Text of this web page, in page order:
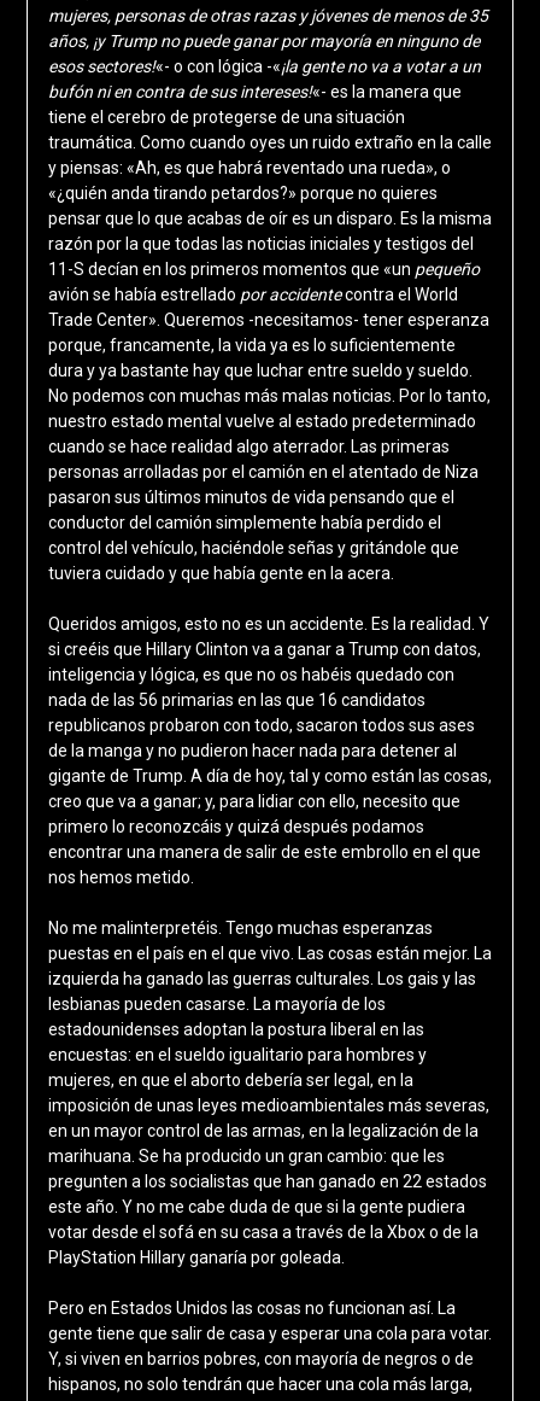
mujeres, personas de otras razas y jóvenes de menos de 35
años, ¡y Trump no puede ganar por mayoría en ninguno de
esos sectores!«- o con lógica -«¡la gente no va a votar a un
bufón ni en contra de sus intereses!«- es la manera que
tiene el cerebro de protegerse de una situación
traumática. Como cuando oyes un ruido extraño en la calle
y piensas: «Ah, es que habrá reventado una rueda», o
«¿quién anda tirando petardos?» porque no quieres
pensar que lo que acabas de oír es un disparo. Es la misma
razón por la que todas las noticias iniciales y testigos del
11-S decían en los primeros momentos que «un pequeño
avión se había estrellado por accidentecontra el World
Trade Center». Queremos -necesitamos- tener esperanza
porque, francamente, la vida ya es lo suficientemente
dura y ya bastante hay que luchar entre sueldo y sueldo.
No podemos con muchas más malas noticias. Por lo tanto,
nuestro estado mental vuelve al estado predeterminado
cuando se hace realidad algo aterrador. Las primeras
personas arrolladas por el camión en el atentado de Niza
pasaron sus últimos minutos de vida pensando que el
conductor del camión simplemente había perdido el
control del vehículo, haciéndole señas y gritándole que
tuviera cuidado y que había gente en la acera.
Queridos amigos, esto no es un accidente. Es la realidad. Y
si creéis que Hillary Clinton va a ganar a Trump con datos,
inteligencia y lógica, es que no os habéis quedado con
nada de las 56 primarias en las que 16 candidatos
republicanos probaron con todo, sacaron todos sus ases
de la manga y no pudieron hacer nada para detener al
gigante de Trump. A día de hoy, tal y como están las cosas,
creo que va a ganar; y, para lidiar con ello, necesito que
primero lo reconozcáis y quizá después podamos
encontrar una manera de salir de este embrollo en el que
nos hemos metido.
No me malinterpretéis. Tengo muchas esperanzas
puestas en el país en el que vivo. Las cosas están mejor. La
izquierda ha ganado las guerras culturales. Los gais y las
lesbianas pueden casarse. La mayoría de los
estadounidenses adoptan la postura liberal en las
encuestas: en el sueldo igualitario para hombres y
mujeres, en que el aborto debería ser legal, en la
imposición de unas leyes medioambientales más severas,
en un mayor control de las armas, en la legalización de la
marihuana. Se ha producido un gran cambio: que les
pregunten a los socialistas que han ganado en 22 estados
este año. Y no me cabe duda de que si la gente pudiera
votar desde el sofá en su casa a través de la Xbox o de la
PlayStation Hillary ganaría por goleada.
Pero en Estados Unidos las cosas no funcionan así. La
gente tiene que salir de casa y esperar una cola para votar.
Y, si viven en barrios pobres, con mayoría de negros o de
hispanos, no solo tendrán que hacer una cola más larga,